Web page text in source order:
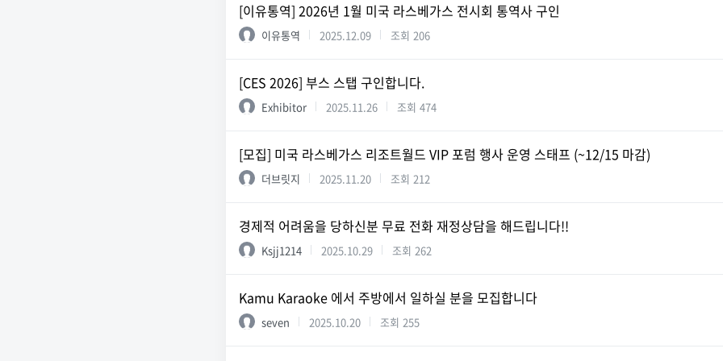
[이유통역] 2026년 1월 미국 라스베가스 전시회 통역사 구인
이유통역 2025.12.09 조회 206
[CES 2026] 부스 스탭 구인합니다.
Exhibitor 2025.11.26 조회 474
[모집] 미국 라스베가스 리조트월드 VIP 포럼 행사 운영 스태프 (~12/15 마감)
더브릿지 2025.11.20 조회 212
경제적 어려움을 당하신분 무료 전화 재정상담을 해드립니다!!
Ksjj1214 2025.10.29 조회 262
Kamu Karaoke 에서 주방에서 일하실 분을 모집합니다
seven 2025.10.20 조회 255